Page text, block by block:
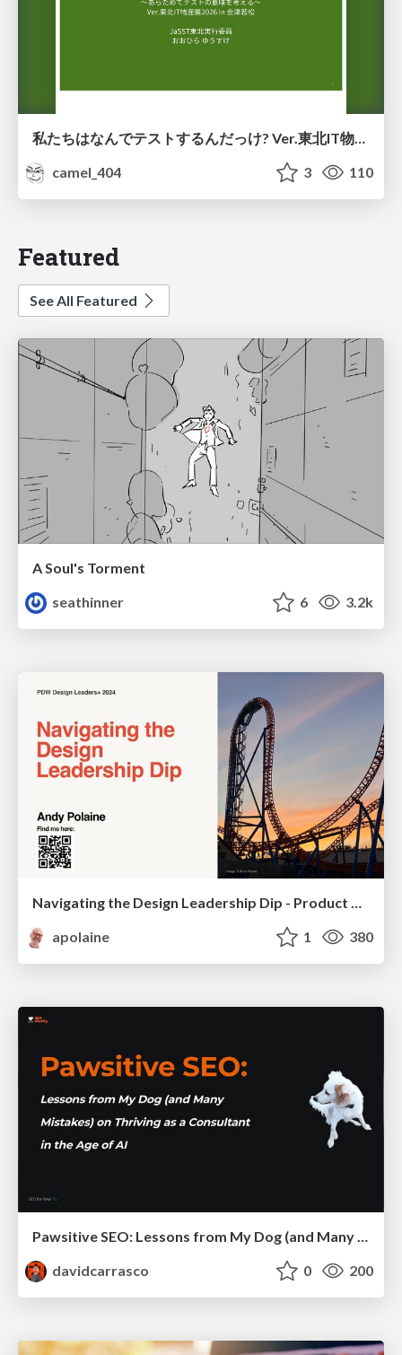
私たちはなんでテストするんだっけ? Ver.東北IT物産展2026 in 会津若松
camel_404
3 110
Featured
See All Featured
A Soul's Torment
seathinner
6 3.2k
Navigating the Design Leadership Dip - Product Design Week Design Leaders+ Conference 2024
apolaine
1 380
Pawsitive SEO: Lessons from My Dog (and Many Mistakes) on Thriving as a Consultant in the Age of AI
davidcarrasco
0 200